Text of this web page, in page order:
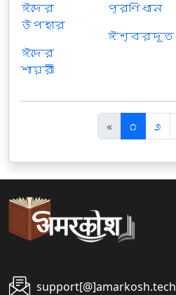
ঈদের
উপহার
ঈদের
শায়রী
প্রণিধান
ঈশ্বরদূত
«पि
छ
ला
೧ ೨
support[@]amarkosh.tech